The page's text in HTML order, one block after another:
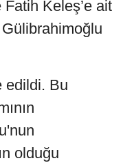
Fatih Keleş’e ait
edildi. Bu
olduğu